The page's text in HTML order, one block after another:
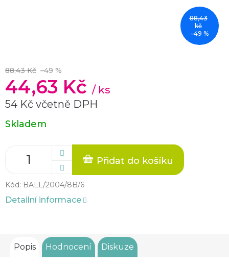
88,43
kč
–49 %
88,43 Kč –49 %
44,63 Kč / ks
54 Kč včetně DPH
Měrná
cena:
Skladem
Přidat do košíku
Kód: BALL/2004/8B/6
Detailní informace
Popis Hodnocení Diskuze